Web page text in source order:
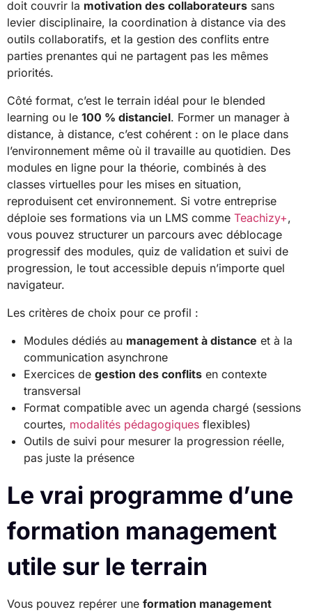
doit couvrir la motivation des collaborateurs sans
levier disciplinaire, la coordination à distance via des
outils collaboratifs, et la gestion des conflits entre
parties prenantes qui ne partagent pas les mêmes
priorités.
Côté format, c’est le terrain idéal pour le blended
learning ou le 100 % distanciel. Former un manager à
distance, à distance, c’est cohérent : on le place dans
l’environnement même où il travaille au quotidien. Des
modules en ligne pour la théorie, combinés à des
classes virtuelles pour les mises en situation,
reproduisent cet environnement. Si votre entreprise
déploie ses formations via un LMS comme Teachizy+,
vous pouvez structurer un parcours avec déblocage
progressif des modules, quiz de validation et suivi de
progression, le tout accessible depuis n’importe quel
navigateur.
Les critères de choix pour ce profil :
Modules dédiés au management à distance et à la
communication asynchrone
Exercices de gestion des conflits en contexte
transversal
Format compatible avec un agenda chargé (sessions
courtes, modalités pédagogiques flexibles)
Outils de suivi pour mesurer la progression réelle,
pas juste la présence
Le vrai programme d’une
formation management
utile sur le terrain
Vous pouvez repérer une formation management